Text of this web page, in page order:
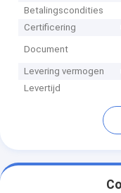
Betalingscondities
Certificering
Document
Levering vermogen
Levertijd